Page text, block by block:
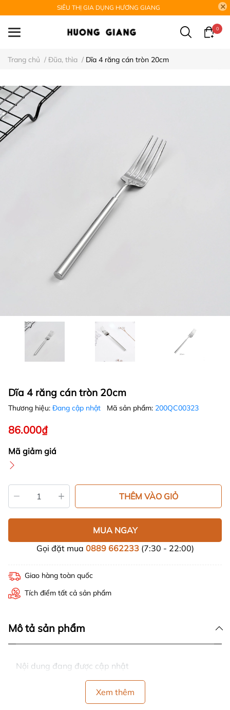
SIÊU THỊ GIA DỤNG HƯƠNG GIANG
0
Trang chủ / Đũa, thìa / Dĩa 4 răng cán tròn 20cm
Dĩa 4 răng cán tròn 20cm
Thương hiệu: Đang cập nhật Mã sản phẩm: 200QC00323
86.000₫
Mã giảm giá
THÊM VÀO GIỎ
MUA NGAY
Gọi đặt mua 0889 662233(7:30 - 22:00)
Giao hàng toàn quốc
Tích điểm tất cả sản phẩm
Mô tả sản phẩm
Nội dung đang được cập nhật
Xem thêm